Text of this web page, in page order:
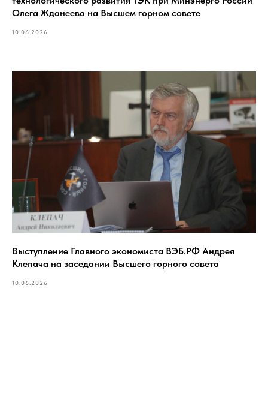
Олега Жданеева на Высшем горном совете
10.06.2026
Выступление Главного экономиста ВЭБ.РФ Андрея
Клепача на заседании Высшего горного совета
10.06.2026